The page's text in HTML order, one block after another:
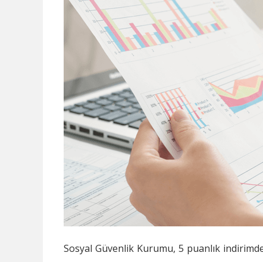
Sosyal Güvenlik Kurumu, 5 puanlık